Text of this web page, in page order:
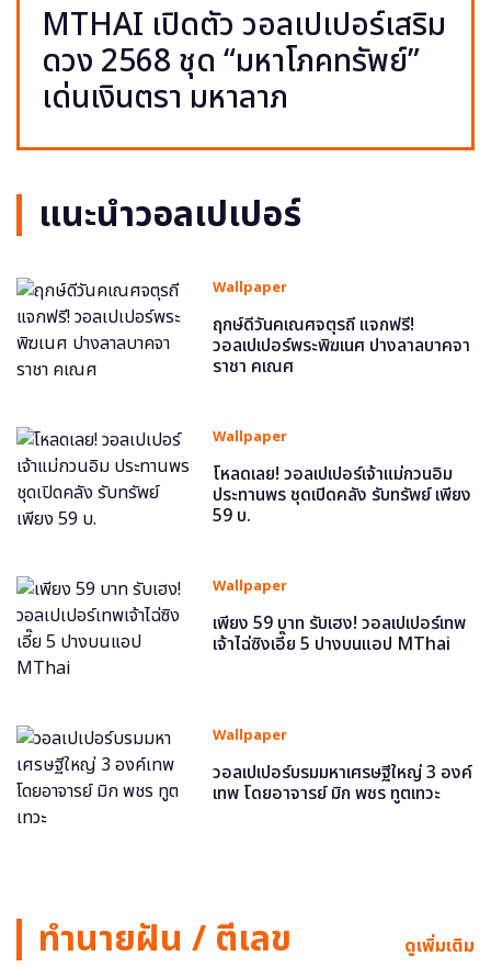
MTHAI เปิดตัว วอลเปเปอร์เสริม
ดวง 2568 ชุด “มหาโภคทรัพย์”
เด่นเงินตรา มหาลาภ
แนะนำวอลเปเปอร์
Wallpaper
ฤกษ์ดีวันคเณศจตุรถี แจกฟรี!
วอลเปเปอร์พระพิฆเนศ ปางลาลบาคจา
ราชา คเณศ
Wallpaper
โหลดเลย! วอลเปเปอร์เจ้าแม่กวนอิม
ประทานพร ชุดเปิดคลัง รับทรัพย์ เพียง
59 บ.
Wallpaper
เพียง 59 บาท รับเฮง! วอลเปเปอร์เทพ
เจ้าไฉ่ซิงเอี๊ย 5 ปางบนแอป MThai
Wallpaper
วอลเปเปอร์บรมมหาเศรษฐีใหญ่ 3 องค์
เทพ โดยอาจารย์ มิก พชร ทูตเทวะ
ทำนายฝัน / ตีเลข ดูเพิ่มเติม